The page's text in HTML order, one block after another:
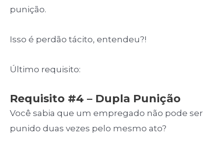
punição.
Isso é perdão tácito, entendeu?!
Último requisito:
Requisito #4 – Dupla Punição
Você sabia que um empregado não pode ser
punido duas vezes pelo mesmo ato?